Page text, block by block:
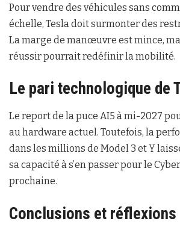
Pour vendre des véhicules sans
échelle, Tesla doit surmonter des
La marge de manœuvre est mince,
réussir pourrait redéfinir la mobilité.
Le pari technologique de
Le report de la puce AI5 à mi-2027
au hardware actuel. Toutefois, la
dans les millions de Model 3 et Y
sa capacité à s’en passer pour le
prochaine.
Conclusions et réflexions